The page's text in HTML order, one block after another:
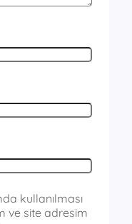
kullanılması
ve site adresim